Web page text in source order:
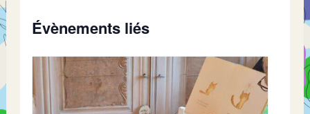
Évènements liés